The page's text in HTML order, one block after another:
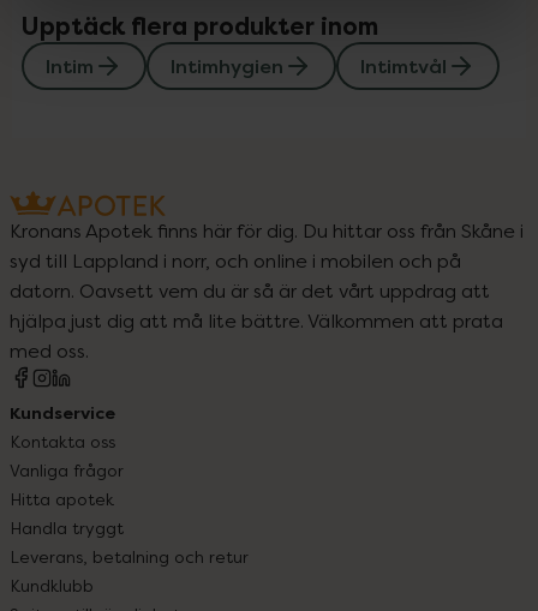
Upptäck flera produkter inom
Intim Intimhygien Intimtvål
Kronans Apotek finns här för dig. Du hittar oss från Skåne i
syd till Lappland i norr, och online i mobilen och på
datorn. Oavsett vem du är så är det vårt uppdrag att
hjälpa just dig att må lite bättre. Välkommen att prata
med oss.
Kundservice
Kontakta oss
Vanliga frågor
Hitta apotek
Handla tryggt
Leverans, betalning och retur
Kundklubb